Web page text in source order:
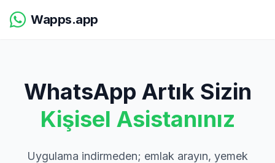
Wapps.app
WhatsApp Artık Sizin
Kişisel Asistanınız
Uygulama indirmeden; emlak arayın, yemek